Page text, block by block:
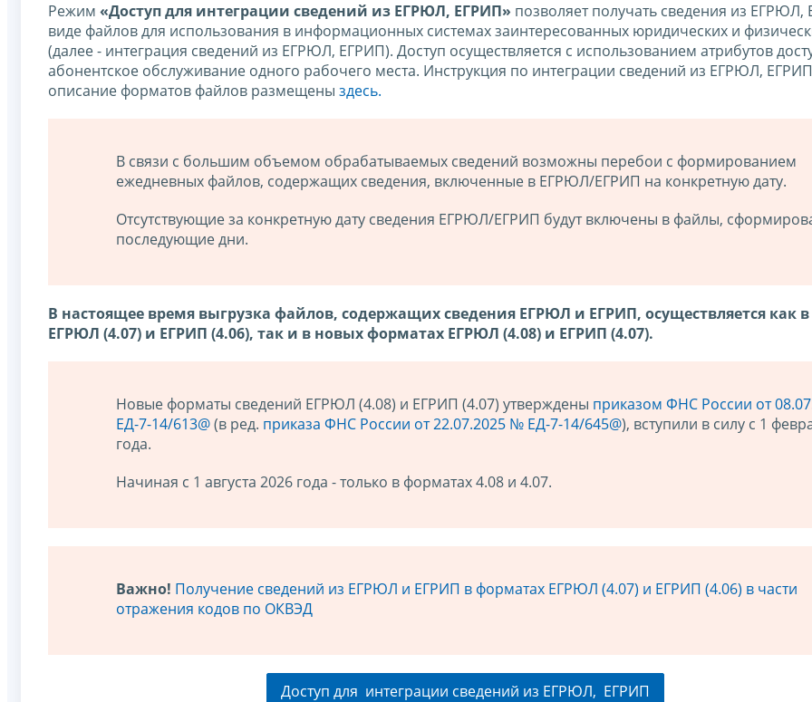
Режим «Доступ для интеграции сведений из ЕГРЮЛ, ЕГРИП» позволяет получать сведения из ЕГРЮЛ,
виде файлов для использования в информационных системах заинтересованных юридических и
(далее - интеграция сведений из ЕГРЮЛ, ЕГРИП). Доступ осуществляется с использованием атрибутов
абонентское обслуживание одного рабочего места. Инструкция по интеграции сведений из ЕГРЮЛ,
описание форматов файлов размещены здесь.
В связи с большим объемом обрабатываемых сведений возможны перебои с формированием
ежедневных файлов, содержащих сведения, включенные в ЕГРЮЛ/ЕГРИП на конкретную дату.
Отсутствующие за конкретную дату сведения ЕГРЮЛ/ЕГРИП будут включены в файлы,
последующие дни.
В настоящее время выгрузка файлов, содержащих сведения ЕГРЮЛ и ЕГРИП, осуществляется как
ЕГРЮЛ (4.07) и ЕГРИП (4.06), так и в новых форматах ЕГРЮЛ (4.08) и ЕГРИП (4.07).
Новые форматы сведений ЕГРЮЛ (4.08) и ЕГРИП (4.07) утверждены приказом ФНС России от
ЕД-7-14/613@(в ред. приказа ФНС России от 22.07.2025 № ЕД-7-14/645@), вступили в силу с 1
года.
Начиная с 1 августа 2026 года - только в форматах 4.08 и 4.07.
Важно! Получение сведений из ЕГРЮЛ и ЕГРИП в форматах ЕГРЮЛ (4.07) и ЕГРИП (4.06) в части
отражения кодов по ОКВЭД
Доступ для интеграции сведений из ЕГРЮЛ, ЕГРИП